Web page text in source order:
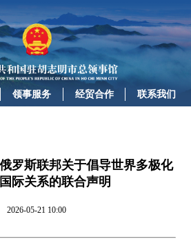
领事服务 经贸合作 联系我们
罗斯联邦关于倡导世界多极化
际关系的联合声明
2026-05-21 10:00